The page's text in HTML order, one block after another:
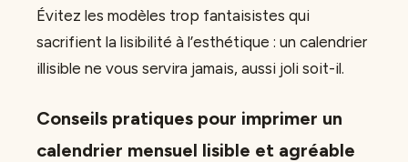
Évitez les modèles trop fantaisistes qui
sacrifient la lisibilité à l’esthétique : un calendrier
illisible ne vous servira jamais, aussi joli soit-il.
Conseils pratiques pour imprimer un
calendrier mensuel lisible et agréable